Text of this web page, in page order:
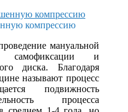
компрессию
мануальной
самофиксации и
диска. Благодаря
называют процесс
подвижность
процесса